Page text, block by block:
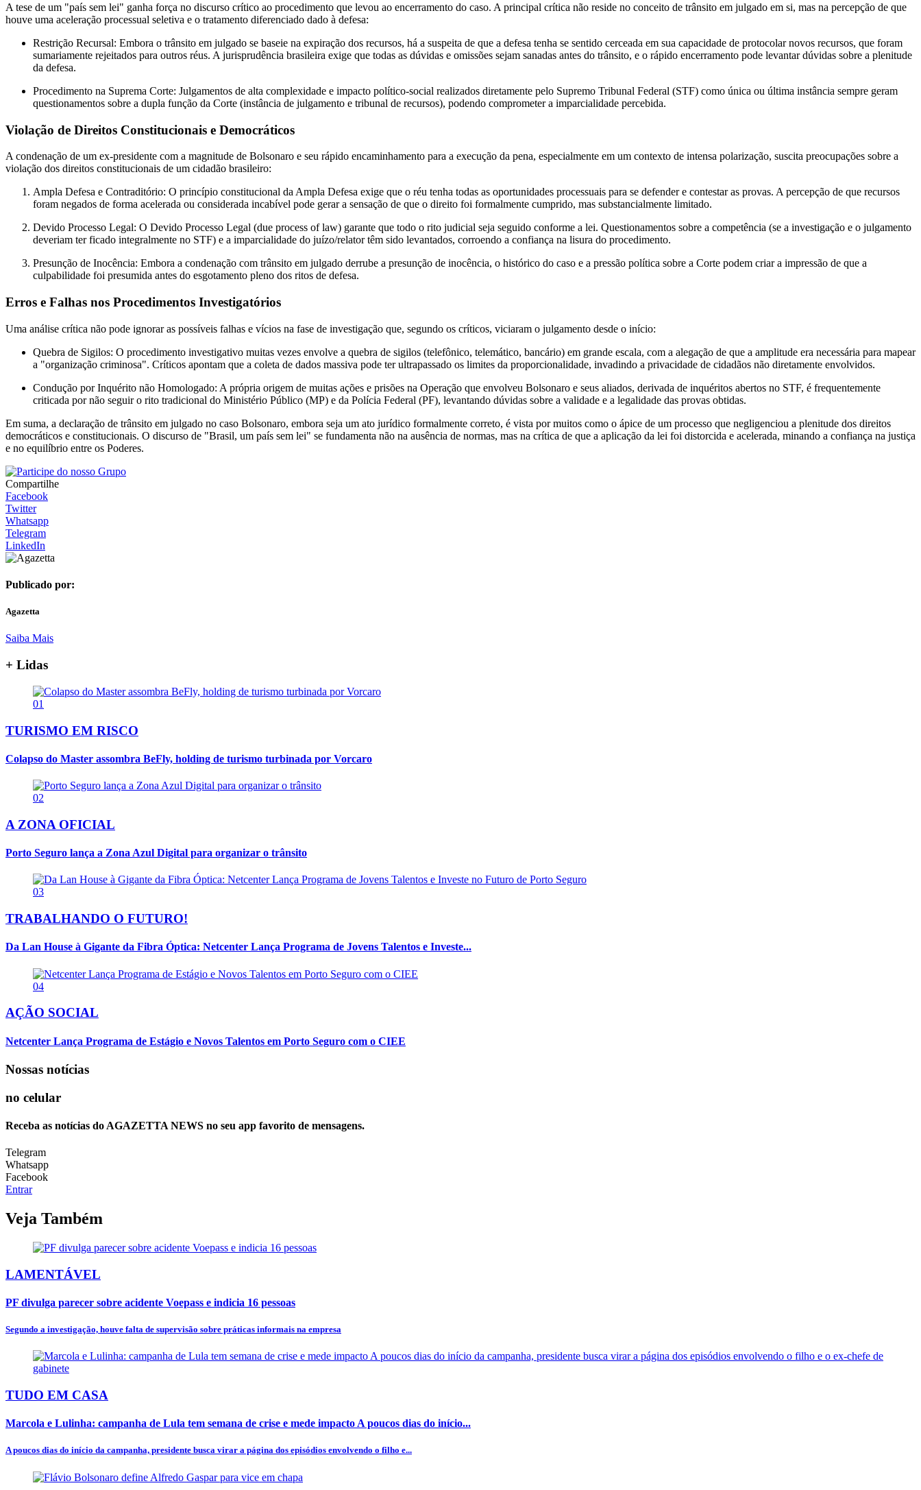
A tese de um "país sem lei" ganha força no discurso crítico ao procedimento que levou ao encerramento do caso. A principal crítica não reside no conceito de trânsito em julgado em si, mas na percepção de que
houve uma aceleração processual seletiva e o tratamento diferenciado dado à defesa:
Restrição Recursal: Embora o trânsito em julgado se baseie na expiração dos recursos, há a suspeita de que a defesa tenha se sentido cerceada em sua capacidade de protocolar novos recursos, que foram
sumariamente rejeitados para outros réus. A jurisprudência brasileira exige que todas as dúvidas e omissões sejam sanadas antes do trânsito, e o rápido encerramento pode levantar dúvidas sobre a plenitude
da defesa.
Procedimento na Suprema Corte: Julgamentos de alta complexidade e impacto político-social realizados diretamente pelo Supremo Tribunal Federal (STF) como única ou última instância sempre geram
questionamentos sobre a dupla função da Corte (instância de julgamento e tribunal de recursos), podendo comprometer a imparcialidade percebida.
Violação de Direitos Constitucionais e Democráticos
A condenação de um ex-presidente com a magnitude de Bolsonaro e seu rápido encaminhamento para a execução da pena, especialmente em um contexto de intensa polarização, suscita preocupações sobre a
violação dos direitos constitucionais de um cidadão brasileiro:
Ampla Defesa e Contraditório: O princípio constitucional da Ampla Defesa exige que o réu tenha todas as oportunidades processuais para se defender e contestar as provas. A percepção de que recursos
foram negados de forma acelerada ou considerada incabível pode gerar a sensação de que o direito foi formalmente cumprido, mas substancialmente limitado.
Devido Processo Legal: O Devido Processo Legal (due process of law) garante que todo o rito judicial seja seguido conforme a lei. Questionamentos sobre a competência (se a investigação e o julgamento
deveriam ter ficado integralmente no STF) e a imparcialidade do juízo/relator têm sido levantados, corroendo a confiança na lisura do procedimento.
Presunção de Inocência: Embora a condenação com trânsito em julgado derrube a presunção de inocência, o histórico do caso e a pressão política sobre a Corte podem criar a impressão de que a
culpabilidade foi presumida antes do esgotamento pleno dos ritos de defesa.
Erros e Falhas nos Procedimentos Investigatórios
Uma análise crítica não pode ignorar as possíveis falhas e vícios na fase de investigação que, segundo os críticos, viciaram o julgamento desde o início:
Quebra de Sigilos: O procedimento investigativo muitas vezes envolve a quebra de sigilos (telefônico, telemático, bancário) em grande escala, com a alegação de que a amplitude era necessária para mapear
a "organização criminosa". Críticos apontam que a coleta de dados massiva pode ter ultrapassado os limites da proporcionalidade, invadindo a privacidade de cidadãos não diretamente envolvidos.
Condução por Inquérito não Homologado: A própria origem de muitas ações e prisões na Operação que envolveu Bolsonaro e seus aliados, derivada de inquéritos abertos no STF, é frequentemente
criticada por não seguir o rito tradicional do Ministério Público (MP) e da Polícia Federal (PF), levantando dúvidas sobre a validade e a legalidade das provas obtidas.
Em suma, a declaração de trânsito em julgado no caso Bolsonaro, embora seja um ato jurídico formalmente correto, é vista por muitos como o ápice de um processo que negligenciou a plenitude dos direitos
democráticos e constitucionais. O discurso de "Brasil, um país sem lei" se fundamenta não na ausência de normas, mas na crítica de que a aplicação da lei foi distorcida e acelerada, minando a confiança na justiça
e no equilíbrio entre os Poderes.
Compartilhe
Facebook
Twitter
Whatsapp
Telegram
LinkedIn
Publicado por:
Agazetta
Saiba Mais
+ Lidas
01
TURISMO EM RISCO
Colapso do Master assombra BeFly, holding de turismo turbinada por Vorcaro
02
A ZONA OFICIAL
Porto Seguro lança a Zona Azul Digital para organizar o trânsito
03
TRABALHANDO O FUTURO!
Da Lan House à Gigante da Fibra Óptica: Netcenter Lança Programa de Jovens Talentos e Investe...
04
AÇÃO SOCIAL
Netcenter Lança Programa de Estágio e Novos Talentos em Porto Seguro com o CIEE
Nossas notícias
no celular
Receba as notícias do AGAZETTA NEWS no seu app favorito de mensagens.
Telegram
Whatsapp
Facebook
Entrar
Veja Também
LAMENTÁVEL
PF divulga parecer sobre acidente Voepass e indicia 16 pessoas
Segundo a investigação, houve falta de supervisão sobre práticas informais na empresa
TUDO EM CASA
Marcola e Lulinha: campanha de Lula tem semana de crise e mede impacto A poucos dias do início...
A poucos dias do início da campanha, presidente busca virar a página dos episódios envolvendo o filho e...